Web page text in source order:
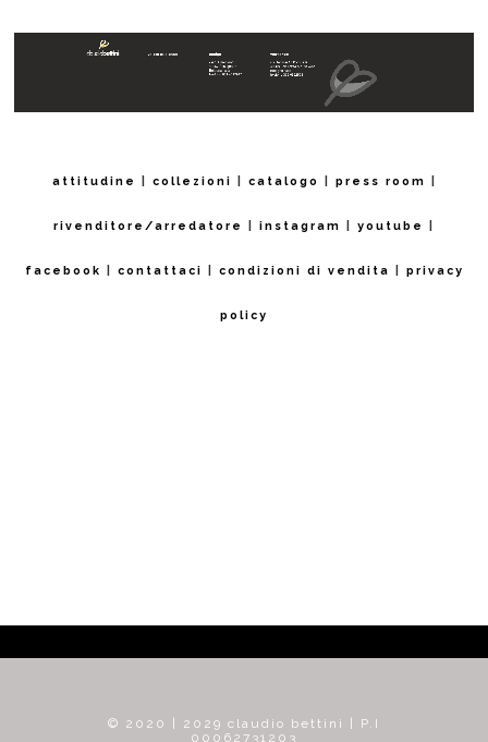
attitudine collezioni catalogo press room
rivenditore/arredatore instagram youtube
facebook contattaci condizioni di vendita privacy
policy
© 2020 | 2029 claudio bettini | P.I
00062731203